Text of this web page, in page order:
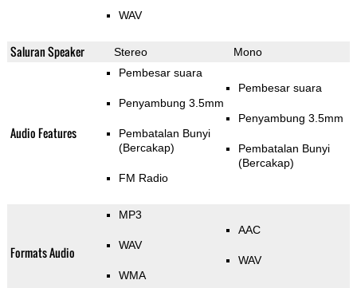
WAV
Saluran Speaker Stereo Mono
Audio Features
Pembesar suara
Penyambung 3.5mm
Pembatalan Bunyi
(Bercakap)
FM Radio
Pembesar suara
Penyambung 3.5mm
Pembatalan Bunyi
(Bercakap)
Formats Audio
MP3
WAV
WMA
AAC
WAV